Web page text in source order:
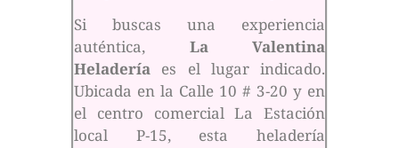
Si buscas una experiencia
auténtica, La Valentina
Heladería es el lugar indicado.
Ubicada en la Calle 10 # 3-20 y en
el centro comercial La Estación
local P-15, esta heladería